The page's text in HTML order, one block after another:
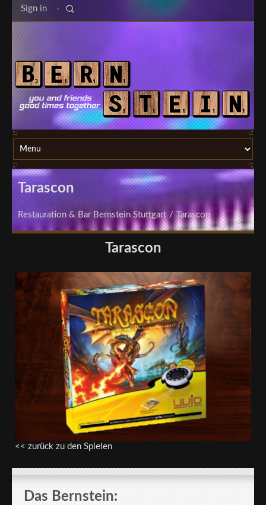
Sign in
Tarascon
Restauration & Bar Bernstein Stuttgart / Tarascon
Tarascon
<< zurück zu den Spielen
Das Bernstein: